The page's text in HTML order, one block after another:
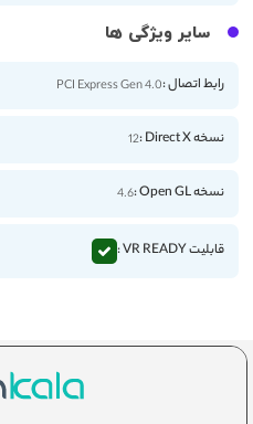
سایر ویژگی ها
رابط اتصال :PCI Express Gen 4.0
نسخه Direct X : 12
نسخه Open GL : 4.6
قابلیت VR READY :